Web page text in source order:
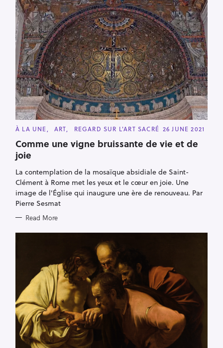
C
T
E
G
O
I
E
S
À LA UNE ART REGARD SUR L'ART SACRÉ 26 JUNE 2021
Comme une vigne bruissante de vie et de
joie
La contemplation de la mosaïque absidiale de Saint-
Clément à Rome met les yeux et le cœur en joie. Une
image de l'Église qui inaugure une ère de renouveau. Par
Pierre Sesmat
Read More